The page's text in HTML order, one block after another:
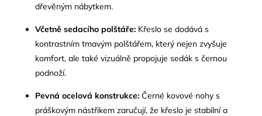
dřevěným nábytkem.
Včetně sedacího polštáře: Křeslo se dodává s
kontrastním tmavým polštářem, který nejen zvyšuje
komfort, ale také vizuálně propojuje sedák s černou
podnoží.
Pevná ocelová konstrukce: Černé kovové nohy s
práškovým nástřikem zaručují, že křeslo je stabilní a